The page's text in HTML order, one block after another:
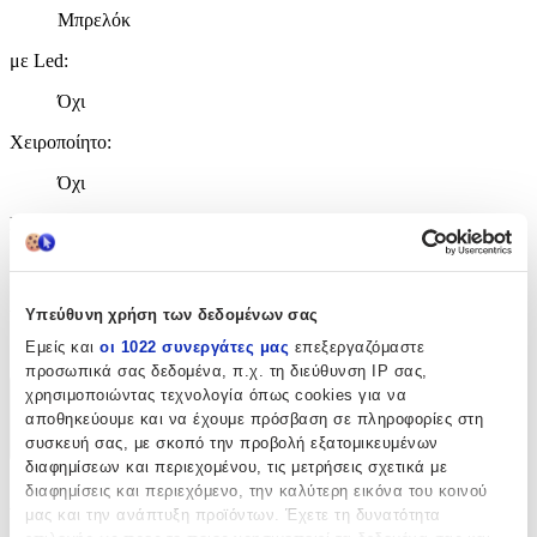
Υπεύθυνη χρήση των δεδομένων σας
Εμείς και οι 1022 συνεργάτες μας επεξεργαζόμαστε
προσωπικά σας δεδομένα, π.χ. τη διεύθυνση IP σας,
χρησιμοποιώντας τεχνολογία όπως cookies για να
αποθηκεύουμε και να έχουμε πρόσβαση σε πληροφορίες στη
συσκευή σας, με σκοπό την προβολή εξατομικευμένων
διαφημίσεων και περιεχομένου, τις μετρήσεις σχετικά με
διαφημίσεις και περιεχόμενο, την καλύτερη εικόνα του κοινού
μας και την ανάπτυξη προϊόντων. Έχετε τη δυνατότητα
Μπρελόκ
με Led:
Όχι
Χειροποίητο:
Όχι
Κατασκευαστής
Χρώμα :
Μαύρο
Χαρακτηριστικά
+
Χαρακτηριστικά